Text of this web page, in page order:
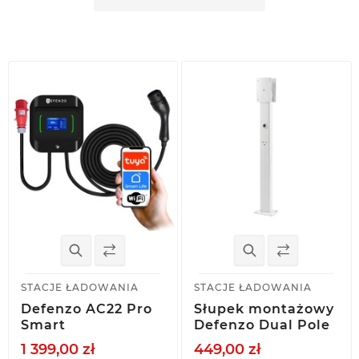
STACJE ŁADOWANIA
Defenzo AC22 Pro
Smart
1 399,00 zł
STACJE ŁADOWANIA
Słupek montażowy
Defenzo Dual Pole
449,00 zł